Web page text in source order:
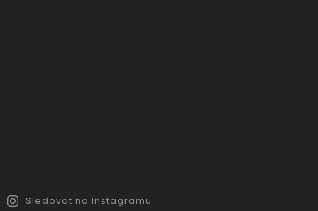
Sledovat na Instagramu